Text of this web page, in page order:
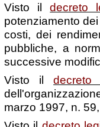
Visto ildecreto
potenziamento
costi, dei
pubbliche, a
successive
Visto il
marzo 1997, n.